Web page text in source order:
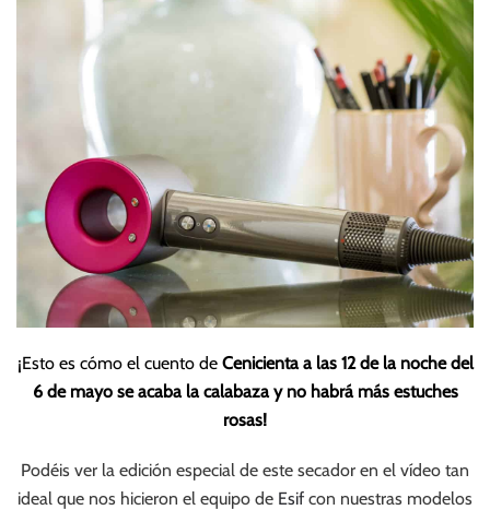
¡Esto es cómo el cuento de Cenicienta a las 12 de la noche del
6 de mayo se acaba la calabaza y no habrá más estuches
rosas!
Podéis ver la edición especial de este secador en el vídeo tan
ideal que nos hicieron el equipo de Esif con nuestras modelos